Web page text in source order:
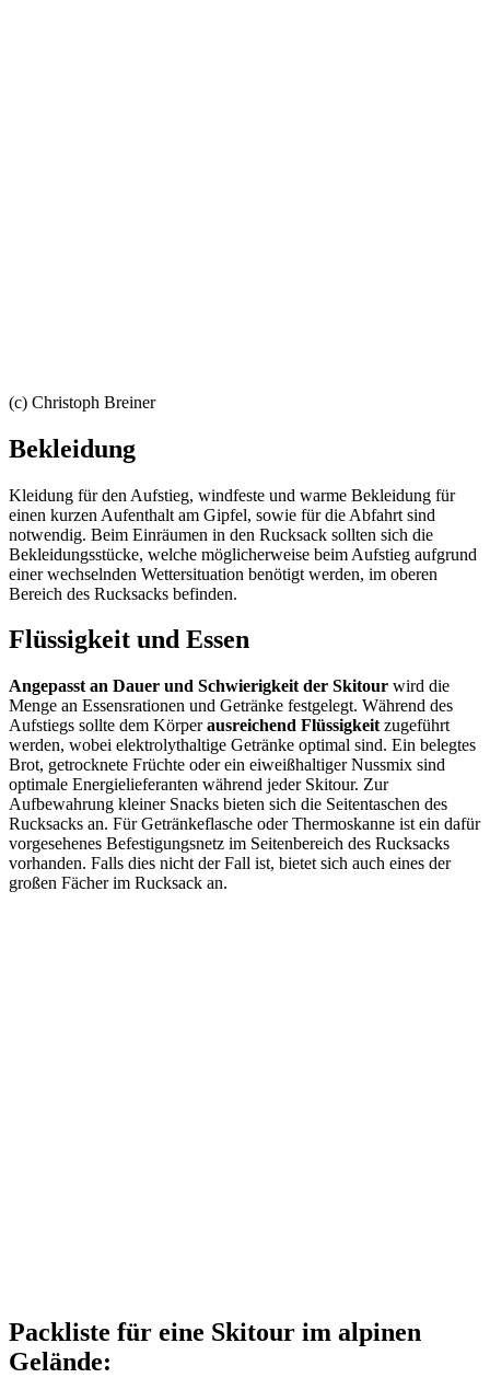
(c) Christoph Breiner
Bekleidung
Kleidung für den Aufstieg, windfeste und warme Bekleidung für
einen kurzen Aufenthalt am Gipfel, sowie für die Abfahrt sind
notwendig. Beim Einräumen in den Rucksack sollten sich die
Bekleidungsstücke, welche möglicherweise beim Aufstieg aufgrund
einer wechselnden Wettersituation benötigt werden, im oberen
Bereich des Rucksacks befinden.
Flüssigkeit und Essen
Angepasst an Dauer und Schwierigkeit der Skitour wird die
Menge an Essensrationen und Getränke festgelegt. Während des
Aufstiegs sollte dem Körperausreichend Flüssigkeit zugeführt
werden, wobei elektrolythaltige Getränke optimal sind. Ein belegtes
Brot, getrocknete Früchte oder ein eiweißhaltiger Nussmix sind
optimale Energielieferanten während jeder Skitour. Zur
Aufbewahrung kleiner Snacks bieten sich die Seitentaschen des
Rucksacks an. Für Getränkeflasche oder Thermoskanne ist ein dafür
vorgesehenes Befestigungsnetz im Seitenbereich des Rucksacks
vorhanden. Falls dies nicht der Fall ist, bietet sich auch eines der
großen Fächer im Rucksack an.
Packliste für eine Skitour im alpinen
Gelände: